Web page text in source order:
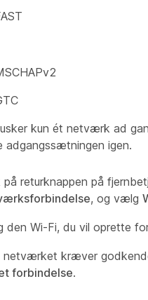
kun ét netværk ad
adgangssætningen igen.
på returknappen på
, og vælg
den Wi-Fi, du vil oprette
netværket kræver
forbindelse.